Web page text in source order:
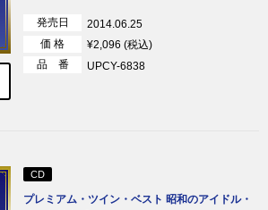
発売日
2014.06.25
価 格
¥2,096 (税込)
品 番
UPCY-6838
CD
プレミアム・ツイン・ベスト 昭和のアイドル・